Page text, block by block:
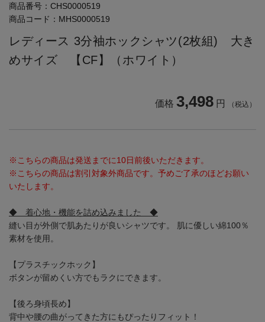
商品番号： CHS0000519
商品コード： MHS0000519
レディース 3分袖ホックシャツ(2枚組) 大き
めサイズ 【CF】（ホワイト）
価格 3,498 円 （税込）
※こちらの商品は発送までに10日前後いただきます。
※こちらの商品は割引対象外商品です。予めご了承のほどお願い
いたします。
◆ 着心地・機能を詰め込みました ◆
縫い目が外側で肌あたりが良いシャツです。 肌に優しい綿100％
素材を使用。
【プラスチックホック】
ボタンが留めくい方でもラクにできます。
【後ろ身頃長め】
背中や腰の曲がってきた方にもぴったりフィット！